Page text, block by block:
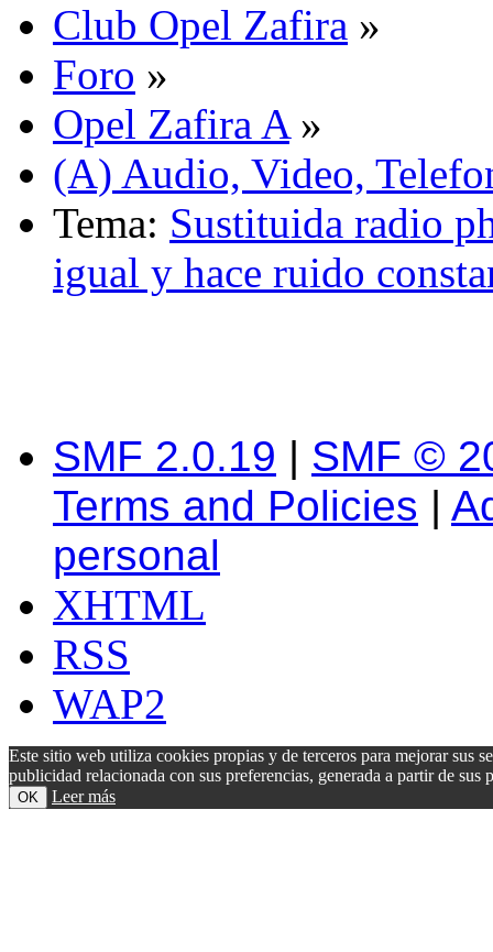
Club Opel Zafira »
Foro »
Opel Zafira A»
(A) Audio, Video,
Tema: Sustituida radio
igual y hace ruido
SMF 2.0.19 | SMF ©
Terms and Policies |
personal
XHTML
RSS
WAP2
Este sitio web utiliza cookies propias y de terceros para mejorar sus
publicidad relacionada con sus preferencias, generada a partir de
OK Leer más